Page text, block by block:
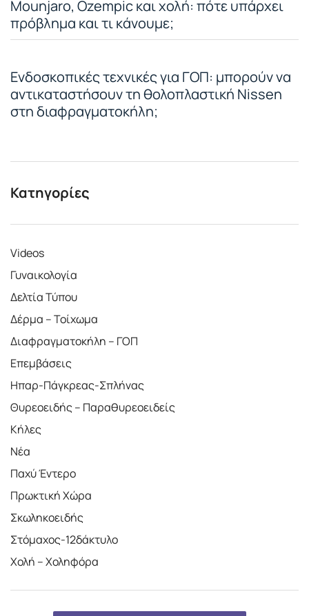
Mounjaro, Ozempic και χολή: πότε υπάρχει
πρόβλημα και τι κάνουμε;
Ενδοσκοπικές τεχνικές για ΓΟΠ: μπορούν να
αντικαταστήσουν τη θολοπλαστική Nissen
στη διαφραγματοκήλη;
Κατηγορίες
Videos
Γυναικολογία
Δελτία Τύπου
Δέρμα – Τοίχωμα
Διαφραγματοκήλη – ΓΟΠ
Επεμβάσεις
Ηπαρ-Πάγκρεας-Σπλήνας
Θυρεοειδής – Παραθυρεοειδείς
Κήλες
Νέα
Παχύ Έντερο
Πρωκτική Χώρα
Σκωληκοειδής
Στόμαχος-12δάκτυλο
Χολή – Χοληφόρα